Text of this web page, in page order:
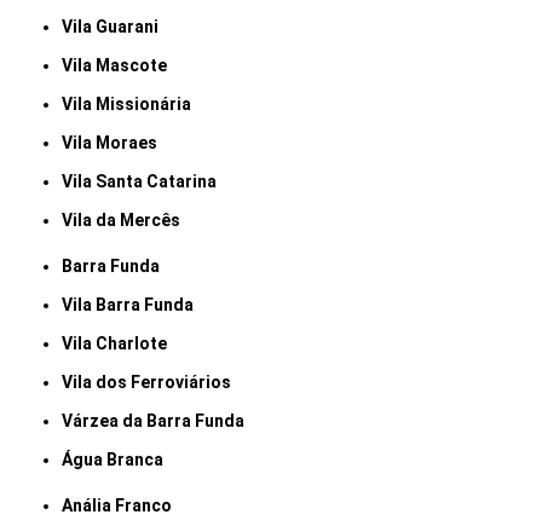
Vila Guarani
Vila Mascote
Vila Missionária
Vila Moraes
Vila Santa Catarina
Vila da Mercês
Barra Funda
Vila Barra Funda
Vila Charlote
Vila dos Ferroviários
Várzea da Barra Funda
Água Branca
Anália Franco